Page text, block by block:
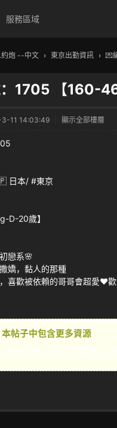
服務區域
約炮 --中文 › 東京出勤資訊 › 💌
：1705 【160-
11 14:03:49 顯示全部樓層
日本/ #東京
D-20歲】
戀系🌸
嬌，黏人的那種
喜歡被依賴的哥哥會超愛❤️
本帖子中包含更多資源